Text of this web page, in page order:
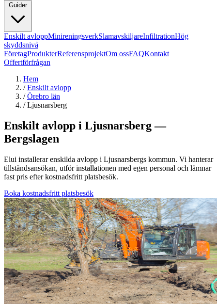
Guider
Enskilt avloppMinireningsverkSlamavskiljareInfiltrationHög
skyddsnivå
FöretagProdukterReferensprojektOm ossFAQKontakt
Offertförfrågan
Hem
/ Enskilt avlopp
/ Örebro län
/ Ljusnarsberg
Enskilt avlopp i Ljusnarsberg —
Bergslagen
Elui installerar enskilda avlopp i Ljusnarsbergs kommun. Vi hanterar
tillståndsansökan, utför installationen med egen personal och lämnar
fast pris efter kostnadsfritt platsbesök.
Boka kostnadsfritt platsbesök